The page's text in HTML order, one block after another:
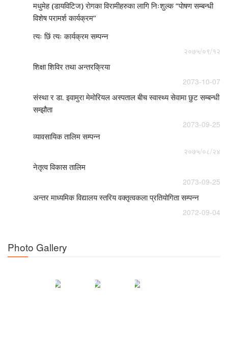
मधुमेह (डायविटिज) राेगका विरामीहरुका लागि निःशुल्क “पाेषण सम्बन्धी
विशेष परामर्श कार्यक्रम”
त्यः छिं त्यः कार्यक्रम सम्पन्न
२०७५/०९/१२
शिक्षा शिविर तथा अन्तरक्रिया
2073-10-07
संस्था र डा. इवामुरा मेमोरियल अस्पताल बीच स्वास्थ्य सेवामा छुट सम्बन्धी
सम्झौता
2073-09-25
व्यावसायिक तालिम सम्पन्न
२०७५/०८/२४
नेतृत्व विकास तालिम
2073-09-25
अन्तर माध्यमिक विद्यालय स्तरिय वक्तृत्वकला प्रतियोगिता सम्पन्न
2072-09-04
Photo Gallery